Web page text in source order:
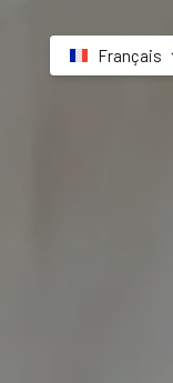
Français